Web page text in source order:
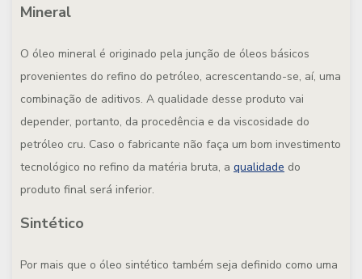
Mineral
O óleo mineral é originado pela junção de óleos básicos
provenientes do refino do petróleo, acrescentando-se, aí, uma
combinação de aditivos. A qualidade desse produto vai
depender, portanto, da procedência e da viscosidade do
petróleo cru. Caso o fabricante não faça um bom investimento
tecnológico no refino da matéria bruta, a qualidade do
produto final será inferior.
Sintético
Por mais que o óleo sintético também seja definido como uma